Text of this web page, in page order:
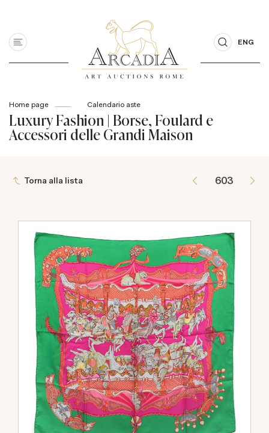
ENG
Home page Calendario aste
Luxury Fashion | Borse, Foulard e
Accessori delle Grandi Maison
Torna alla lista